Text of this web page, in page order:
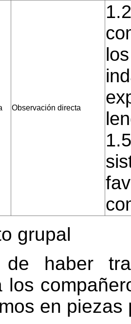
Observación directa
grupal
de haber
los
en